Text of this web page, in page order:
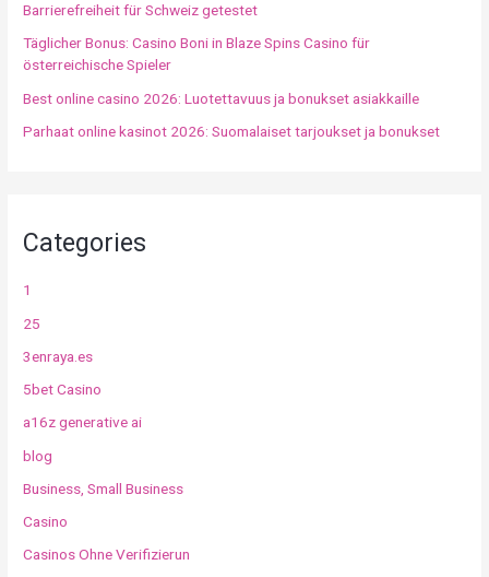
Barrierefreiheit für Schweiz getestet
Täglicher Bonus: Casino Boni in Blaze Spins Casino für
österreichische Spieler
Best online casino 2026: Luotettavuus ja bonukset asiakkaille
Parhaat online kasinot 2026: Suomalaiset tarjoukset ja bonukset
Categories
1
25
3enraya.es
5bet Casino
a16z generative ai
blog
Business, Small Business
Casino
Casinos Ohne Verifizierun